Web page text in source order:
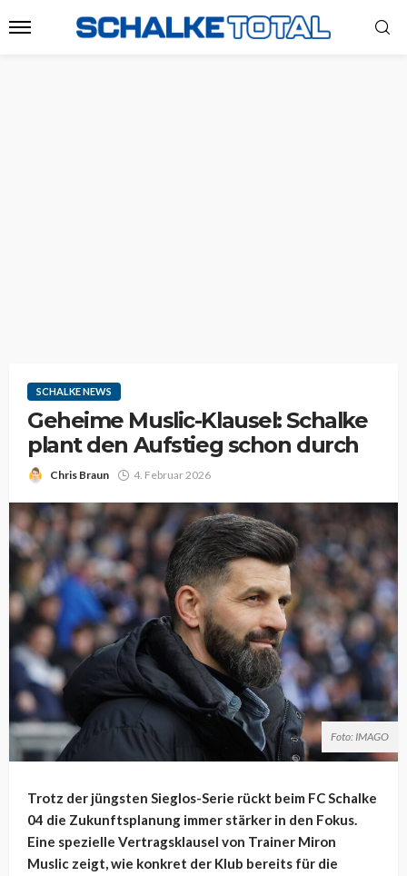
SCHALKE NEWS
Geheime Muslic-Klausel: Schalke
plant den Aufstieg schon durch
Chris Braun 4. Februar 2026
Foto: IMAGO
Trotz der jüngsten Sieglos-Serie rückt beim FC Schalke
04 die Zukunftsplanung immer stärker in den Fokus.
Eine spezielle Vertragsklausel von Trainer Miron
Muslic zeigt, wie konkret der Klub bereits für die